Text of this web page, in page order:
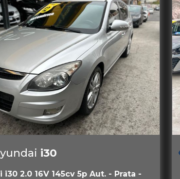
i30
i30 2.0 16V 145cv 5p Aut. - Prata -